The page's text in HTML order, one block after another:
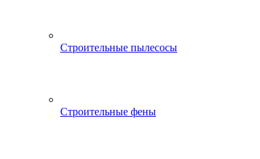
Строительные пылесосы
Строительные фены